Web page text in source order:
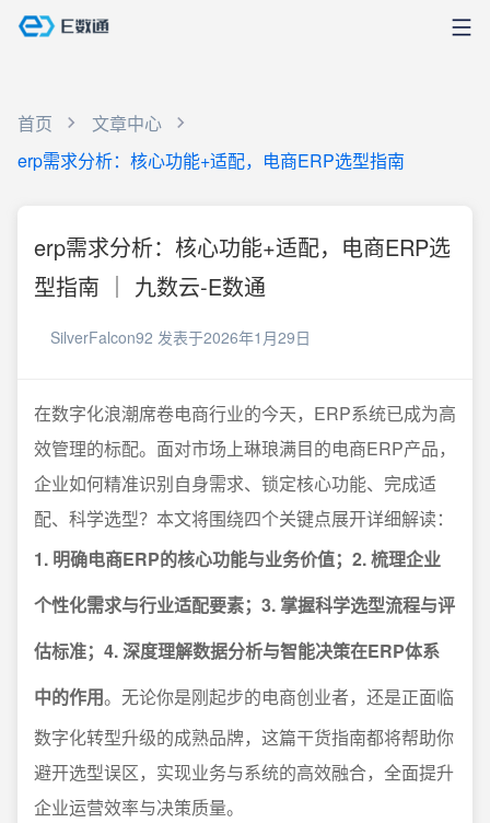
首页
文章中心
erp需求分析：核心功能+适配，电商ERP选型指南
erp需求分析：核心功能+适配，电商ERP选
型指南 ｜ 九数云-E数通
SilverFalcon92 发表于2026年1月29日
在数字化浪潮席卷电商行业的今天，ERP系统已成为高
效管理的标配。面对市场上琳琅满目的电商ERP产品，
企业如何精准识别自身需求、锁定核心功能、完成适
配、科学选型？本文将围绕四个关键点展开详细解读：
1. 明确电商ERP的核心功能与业务价值；2. 梳理企业
个性化需求与行业适配要素；3. 掌握科学选型流程与评
估标准；4. 深度理解数据分析与智能决策在ERP体系
中的作用。无论你是刚起步的电商创业者，还是正面临
数字化转型升级的成熟品牌，这篇干货指南都将帮助你
避开选型误区，实现业务与系统的高效融合，全面提升
企业运营效率与决策质量。